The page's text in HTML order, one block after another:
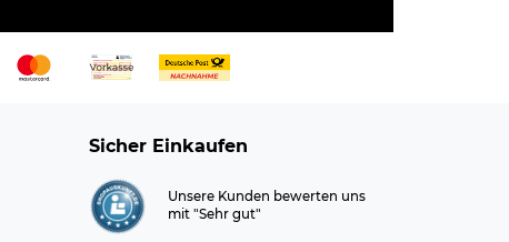
Sicher Einkaufen
Unsere Kunden bewerten uns
mit "Sehr gut"